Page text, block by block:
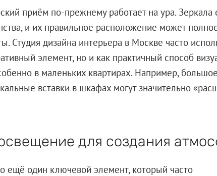
приём по-прежнему работает на ура. Зеркала
и их правильное расположение может
Студия дизайна интерьера в Москве часто
элемент, но и как практичный способ
в маленьких квартирах. Например, большое
вставки в шкафах могут значительно
для создания
ещё один ключевой элемент, который часто